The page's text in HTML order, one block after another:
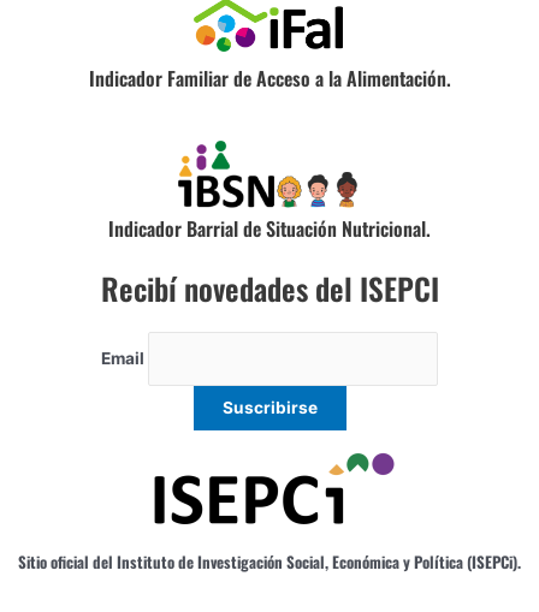
Indicador Familiar de Acceso a la Alimentación.
Indicador Barrial de Situación Nutricional.
Recibí novedades del ISEPCI
Email
Sitio oficial del Instituto de Investigación Social, Económica y Política (ISEPCi).